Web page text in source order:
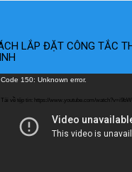
LẮP ĐẶT CÔNG TẮC
Code 150: Unknown error.
Tải về tệp tin: https://www.youtube.com/